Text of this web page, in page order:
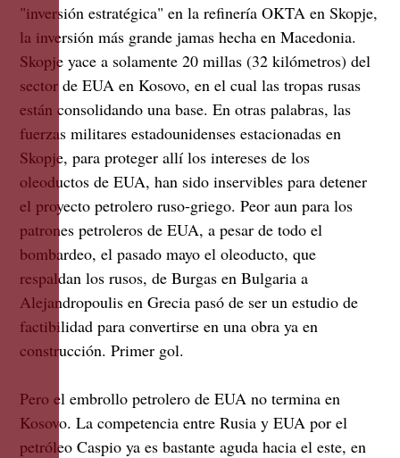
"inversión estratégica" en la refinería OKTA en Skopje,
la inversión más grande jamas hecha en Macedonia.
Skopje yace a solamente 20 millas (32 kilómetros) del
sector de EUA en Kosovo, en el cual las tropas rusas
están consolidando una base. En otras palabras, las
fuerzas militares estadounidenses estacionadas en
Skopje, para proteger allí los intereses de los
oleoductos de EUA, han sido inservibles para detener
el proyecto petrolero ruso-griego. Peor aun para los
patrones petroleros de EUA, a pesar de todo el
bombardeo, el pasado mayo el oleoducto, que
respaldan los rusos, de Burgas en Bulgaria a
Alejandropoulis en Grecia pasó de ser un estudio de
factibilidad para convertirse en una obra ya en
construcción. Primer gol.
Pero el embrollo petrolero de EUA no termina en
Kosovo. La competencia entre Rusia y EUA por el
petróleo Caspio ya es bastante aguda hacia el este, en